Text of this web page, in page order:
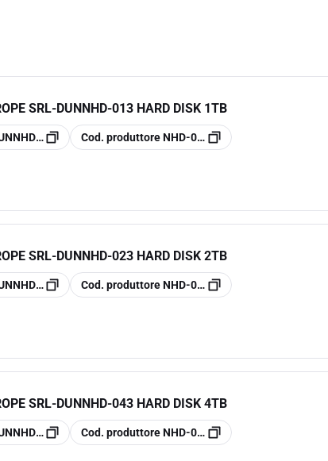
SRL-DUNNHD-013 HARD DISK 1TB
013 copia
Cod. produttoreNHD-013
SRL-DUNNHD-023 HARD DISK 2TB
023 copia
Cod. produttoreNHD-023
SRL-DUNNHD-043 HARD DISK 4TB
043 copia
Cod. produttoreNHD-043